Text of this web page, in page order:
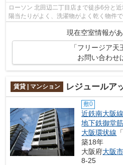
ローソン 北田辺二丁目店まで徒歩6分と
陽当たりがよく、洗濯物がよく乾く物件
現在空室情報があ
「フリージア
お問い合わせ
賃貸 | マンション レジュールア
敷0
近鉄南大阪線
地下鉄御堂
大阪環状線 「
築18年
大阪府大阪
8-25